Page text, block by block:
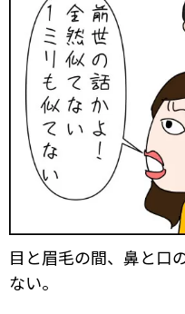
目と眉毛の間、鼻と口
ない。